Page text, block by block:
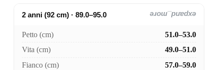
2 anni (92 cm) · 89.0–95.0 expand_more
Petto (cm)
51.0–53.0
Vita (cm)
49.0–51.0
Fianco (cm)
57.0–59.0